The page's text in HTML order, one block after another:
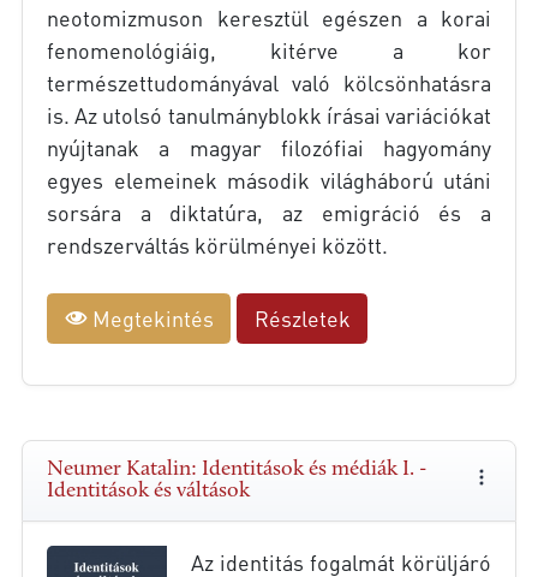
neotomizmuson keresztül egészen a korai
fenomenológiáig, kitérve a kor
természettudományával való kölcsönhatásra
is. Az utolsó tanulmányblokk írásai variációkat
nyújtanak a magyar filozófiai hagyomány
egyes elemeinek második világháború utáni
sorsára a diktatúra, az emigráció és a
rendszerváltás körülményei között.
Megtekintés Részletek
Neumer Katalin: Identitások és médiák I. -
Identitások és váltások
Az identitás fogalmát körüljáró